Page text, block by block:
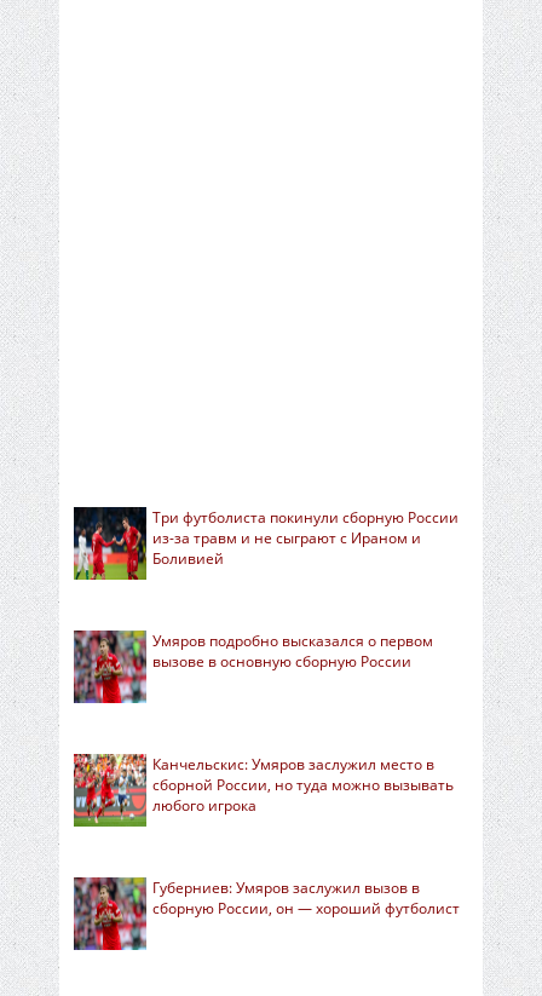
Три футболиста покинули сборную России
из-за травм и не сыграют с Ираном и
Боливией
Умяров подробно высказался о первом
вызове в основную сборную России
Канчельскис: Умяров заслужил место в
сборной России, но туда можно вызывать
любого игрока
Губерниев: Умяров заслужил вызов в
сборную России, он — хороший футболист